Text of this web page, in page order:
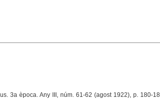
3a època. Any III, núm. 61-62 (agost 1922), p. 180-